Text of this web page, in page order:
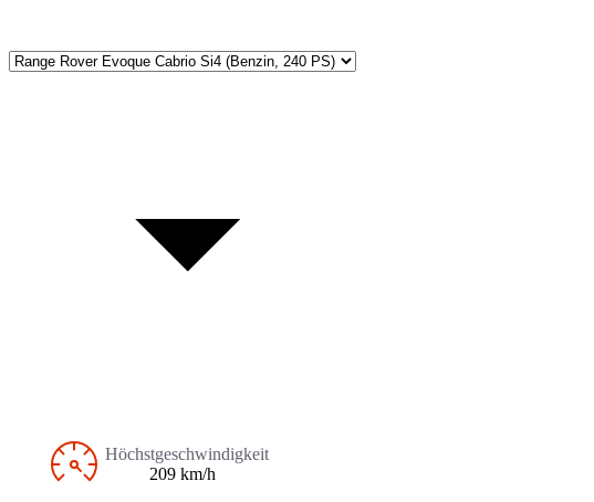
Höchstgeschwindigkeit
209 km/h